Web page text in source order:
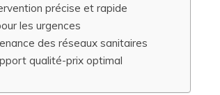
précise et rapide
les urgences
des réseaux sanitaires
qualité-prix optimal